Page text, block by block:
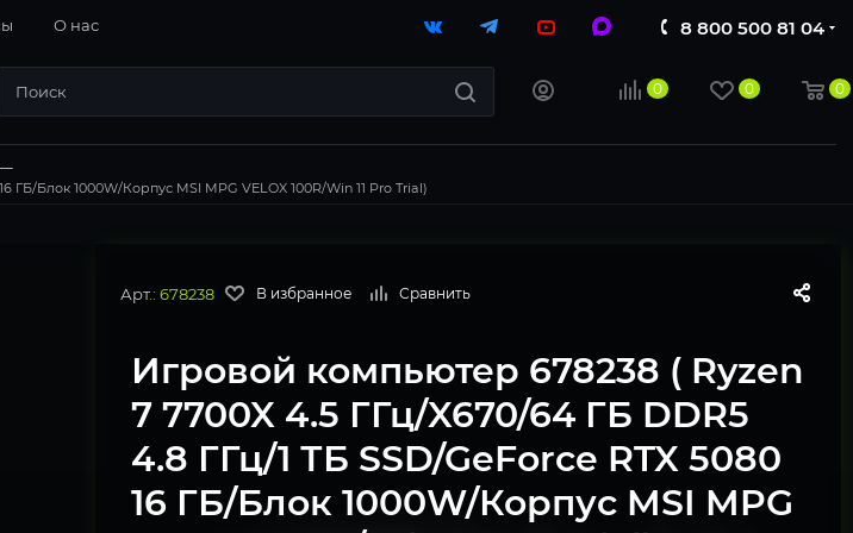
О нас 8 800 500 81 04
0 0 0
ГБ/Блок 1000W/Корпус MSI MPG VELOX 100R/Win 11 Pro Trial)
Арт.: 678238 В избранное Сравнить
Игровой компьютер 678238 ( Ryzen
7 7700X 4.5 ГГц/X670/64 ГБ DDR5
4.8 ГГц/1 ТБ SSD/GeForce RTX 5080
16 ГБ/Блок 1000W/Корпус MSI MPG